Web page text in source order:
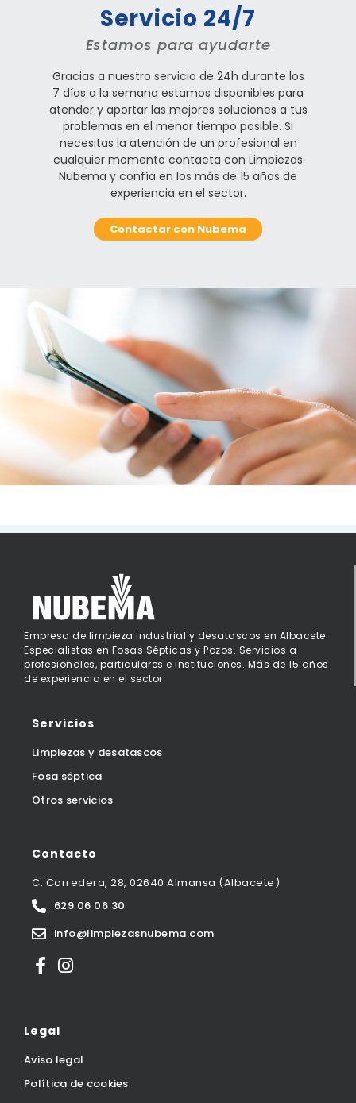
Servicio 24/7
Estamos para ayudarte
Gracias a nuestro servicio de 24h durante los
7 días a la semana estamos disponibles para
atender y aportar las mejores soluciones a tus
problemas en el menor tiempo posible. Si
necesitas la atención de un profesional en
cualquier momento contacta con Limpiezas
Nubema y confía en los más de 15 años de
experiencia en el sector.
Contactar con Nubema
Empresa de limpieza industrial y desatascos en Albacete.
Especialistas en Fosas Sépticas y Pozos. Servicios a
profesionales, particulares e instituciones. Más de 15 años
de experiencia en el sector.
Servicios
Limpiezas y desatascos
Fosa séptica
Otros servicios
Contacto
C. Corredera, 28, 02640 Almansa (Albacete)
629 06 06 30
info@limpiezasnubema.com
Legal
Aviso legal
Política de cookies